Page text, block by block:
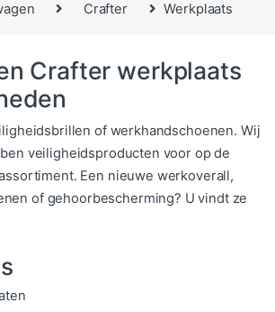
Crafter Werkplaats
Crafter werkplaats
of werkhandschoenen. Wij
veiligheidsproducten voor op de
Een nieuwe werkoverall,
of gehoorbescherming? U vindt ze
Gesorteerd op populariteit